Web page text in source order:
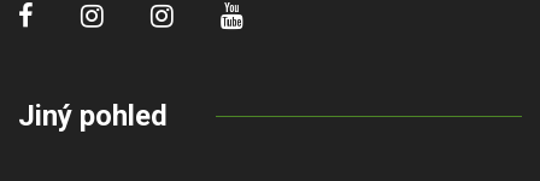
Jiný pohled